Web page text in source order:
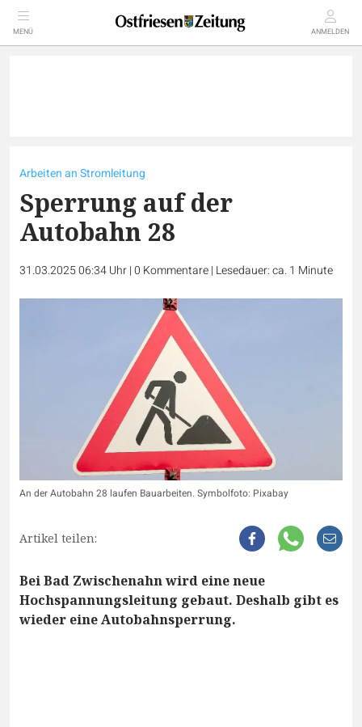
MENÜ ANMELDEN
Arbeiten an Stromleitung
Sperrung auf der
Autobahn 28
31.03.2025 06:34 Uhr|0 Kommentare| Lesedauer: ca. 1 Minute
An der Autobahn 28 laufen Bauarbeiten. Symbolfoto: Pixabay
Artikel teilen:
Bei Bad Zwischenahn wird eine neue
Hochspannungsleitung gebaut. Deshalb gibt es
wieder eine Autobahnsperrung.